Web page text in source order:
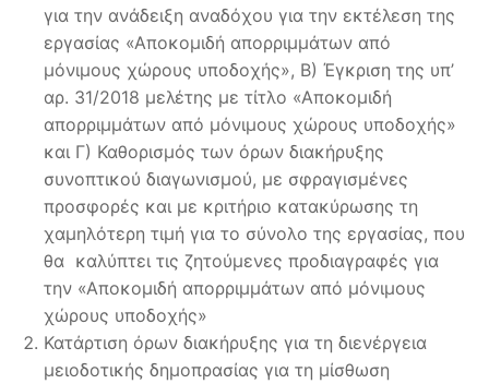
για την ανάδειξη αναδόχου για την εκτέλεση της
εργασίας «Αποκομιδή απορριμμάτων από
μόνιμους χώρους υποδοχής», Β) Έγκριση της υπ’
αρ. 31/2018 μελέτης με τίτλο «Αποκομιδή
απορριμμάτων από μόνιμους χώρους υποδοχής»
και Γ) Καθορισμός των όρων διακήρυξης
συνοπτικού διαγωνισμού, με σφραγισμένες
προσφορές και με κριτήριο κατακύρωσης τη
χαμηλότερη τιμή για το σύνολο της εργασίας, που
θα καλύπτει τις ζητούμενες προδιαγραφές για
την «Αποκομιδή απορριμμάτων από μόνιμους
χώρους υποδοχής»
Κατάρτιση όρων διακήρυξης για τη διενέργεια
μειοδοτικής δημοπρασίας για τη μίσθωση